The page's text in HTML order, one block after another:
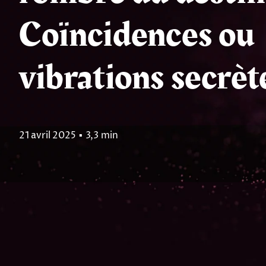
Coïncidences ou
vibrations
21 avril 2025 ▪ 3,3 min